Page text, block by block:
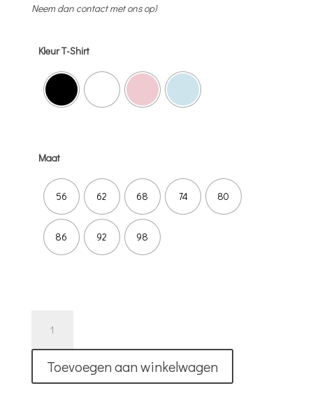
Neem dan contact met ons op)
Kleur T-Shirt
Maat
56 62 68 74 80
86 92 98
|
Opa
en
Toevoegen aan winkelwagen